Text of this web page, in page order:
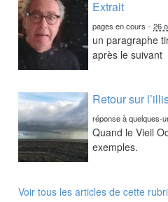
Extrait
pages en cours -26
un paragraphe
après le suivant
Retour sur
réponse à quelques-
Quand le Vieil
exemples.
Voir tous les articles de cette